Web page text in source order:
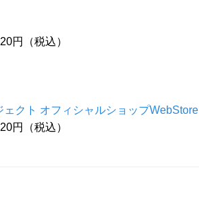
（税込）
クト オフィシャルショップWebStore
（税込）